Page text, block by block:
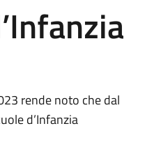
rende noto che dal
d’Infanzia